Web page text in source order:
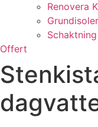
Renovera
Schaktning
Offert